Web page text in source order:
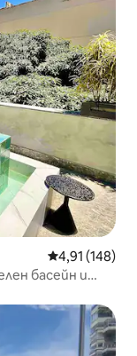
Средна
4,91 (148)
басейн и